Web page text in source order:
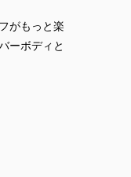
がもっと楽
ーボディと